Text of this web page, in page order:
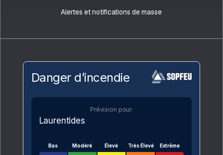
Alertes et notifications de masse
Danger d’incendie
Prévision pour:
Laurentides
Bas Modéré Élevé Très Élevé Extrême